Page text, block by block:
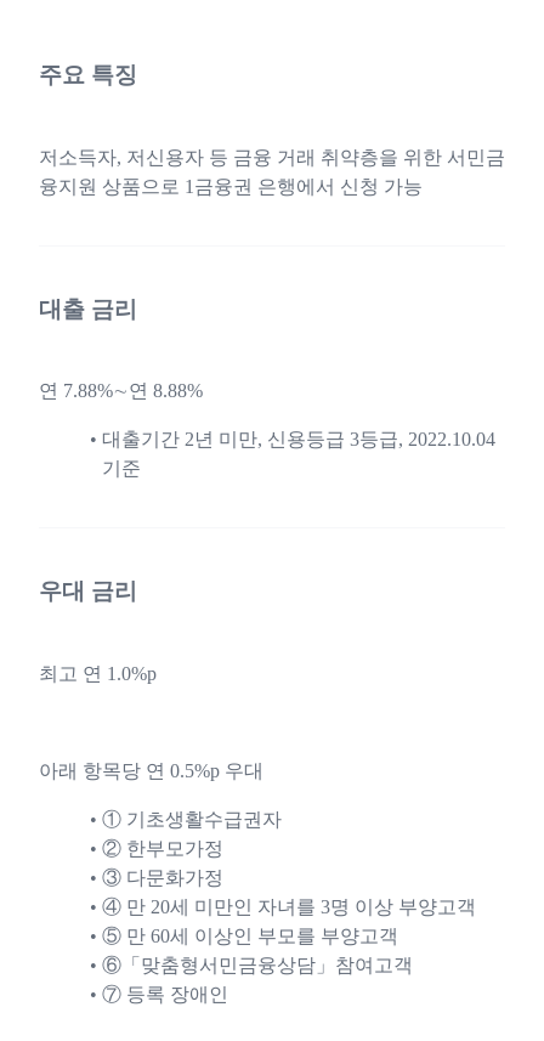
주요 특징
저소득자, 저신용자 등 금융 거래 취약층을 위한 서민금
융지원 상품으로 1금융권 은행에서 신청 가능
대출 금리
연 7.88%∼연 8.88%
대출기간 2년 미만, 신용등급 3등급, 2022.10.04
기준
우대 금리
최고 연 1.0%p
아래 항목당 연 0.5%p 우대
① 기초생활수급권자
② 한부모가정
③ 다문화가정
④ 만 20세 미만인 자녀를 3명 이상 부양고객
⑤ 만 60세 이상인 부모를 부양고객
⑥「맞춤형서민금융상담」참여고객
⑦ 등록 장애인